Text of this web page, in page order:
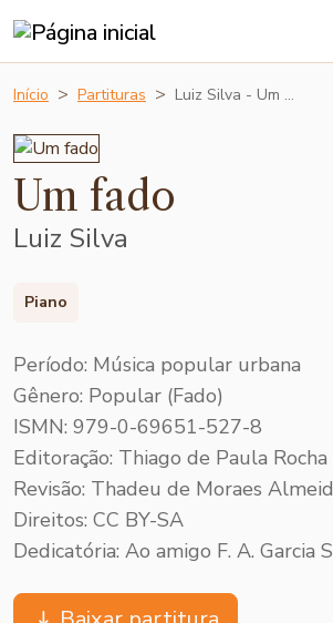
Início Partituras Luiz Silva - Um …
Um fado
Luiz Silva
Piano
Período: Música popular urbana
Gênero: Popular (Fado)
ISMN: 979-0-69651-527-8
Editoração: Thiago de Paula Rocha
Revisão: Thadeu de Moraes
Direitos: CC BY-SA
Dedicatória: Ao amigo F. A. Garcia